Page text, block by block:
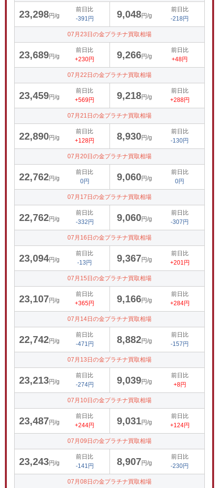
23,298円/g
前日比
-391円
9,048円/g
前日比
-218円
07月23日の金プラチナ買取相場
23,689円/g
前日比
+230円
9,266円/g
前日比
+48円
07月22日の金プラチナ買取相場
23,459円/g
前日比
+569円
9,218円/g
前日比
+288円
07月21日の金プラチナ買取相場
22,890円/g
前日比
+128円
8,930円/g
前日比
-130円
07月20日の金プラチナ買取相場
22,762円/g
前日比
0円
9,060円/g
前日比
0円
07月17日の金プラチナ買取相場
22,762円/g
前日比
-332円
9,060円/g
前日比
-307円
07月16日の金プラチナ買取相場
23,094円/g
前日比
-13円
9,367円/g
前日比
+201円
07月15日の金プラチナ買取相場
23,107円/g
前日比
+365円
9,166円/g
前日比
+284円
07月14日の金プラチナ買取相場
22,742円/g
前日比
-471円
8,882円/g
前日比
-157円
07月13日の金プラチナ買取相場
23,213円/g
前日比
-274円
9,039円/g
前日比
+8円
07月10日の金プラチナ買取相場
23,487円/g
前日比
+244円
9,031円/g
前日比
+124円
07月09日の金プラチナ買取相場
23,243円/g
前日比
-141円
8,907円/g
前日比
-230円
07月08日の金プラチナ買取相場